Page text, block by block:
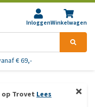
InloggenWinkelwagen
€ 69,-
Trovet Lees